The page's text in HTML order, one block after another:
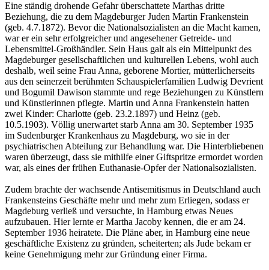
Eine ständig drohende Gefahr überschattete Marthas dritte
Beziehung, die zu dem Magdeburger Juden Martin Frankenstein
(geb. 4.7.1872). Bevor die Nationalsozialisten an die Macht kamen,
war er ein sehr erfolgreicher und angesehener Getreide- und
Lebensmittel-Großhändler. Sein Haus galt als ein Mittelpunkt des
Magdeburger gesellschaftlichen und kulturellen Lebens, wohl auch
deshalb, weil seine Frau Anna, geborene Mortier, mütterlicherseits
aus den seinerzeit berühmten Schauspielerfamilien Ludwig Devrient
und Bogumil Dawison stammte und rege Beziehungen zu Künstlern
und Künstlerinnen pflegte. Martin und Anna Frankenstein hatten
zwei Kinder: Charlotte (geb. 23.2.1897) und Heinz (geb.
10.5.1903). Völlig unerwartet starb Anna am 30. September 1935
im Sudenburger Krankenhaus zu Magdeburg, wo sie in der
psychiatrischen Abteilung zur Behandlung war. Die Hinterbliebenen
waren überzeugt, dass sie mithilfe einer Giftspritze ermordet worden
war, als eines der frühen Euthanasie-Opfer der Nationalsozialisten.
Zudem brachte der wachsende Antisemitismus in Deutschland auch
Frankensteins Geschäfte mehr und mehr zum Erliegen, sodass er
Magdeburg verließ und versuchte, in Hamburg etwas Neues
aufzubauen. Hier lernte er Martha Jacoby kennen, die er am 24.
September 1936 heiratete. Die Pläne aber, in Hamburg eine neue
geschäftliche Existenz zu gründen, scheiterten; als Jude bekam er
keine Genehmigung mehr zur Gründung einer Firma.